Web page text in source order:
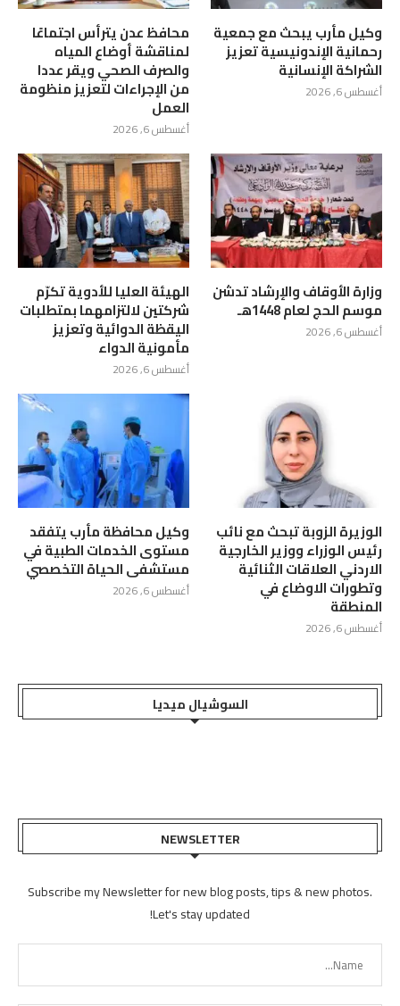
وكيل مأرب يبحث مع جمعية
رحمانية الإندونيسية تعزيز
الشراكة الإنسانية
أغسطس 6, 2026
محافظ عدن يترأس اجتماعًا
لمناقشة أوضاع المياه
والصرف الصحي ويقر عددا
من الإجراءات لتعزيز منظومة
العمل
أغسطس 6, 2026
وزارة الأوقاف والإرشاد تدشن
موسم الحج لعام 1448هـ
أغسطس 6, 2026
الهيئة العليا للأدوية تكرّم
شركتين لالتزامهما بمتطلبات
اليقظة الدوائية وتعزيز
مأمونية الدواء
أغسطس 6, 2026
الوزيرة الزوبة تبحث مع نائب
رئيس الوزراء ووزير الخارجية
الاردني العلاقات الثنائية
وتطورات الاوضاع في
المنطقة
أغسطس 6, 2026
وكيل محافظة مأرب يتفقد
مستوى الخدمات الطبية في
مستشفى الحياة التخصصي
أغسطس 6, 2026
السوشيال ميديا
NEWSLETTER
Subscribe my Newsletter for new blog posts, tips & new photos.
Let's stay updated!